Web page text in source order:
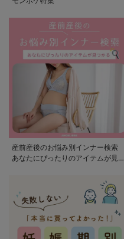
産前産後のお悩み別インナー検索
あなたにぴったりのアイテムが見つ